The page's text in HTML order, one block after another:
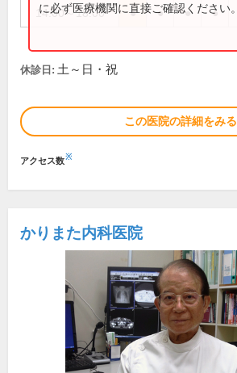
14:00～18:00 ● ● ● ●
に必ず医療機関に直接ご確認ください。
休診日: 土～日・祝
この医院の詳細をみる
アクセス数※
かりまた内科医院